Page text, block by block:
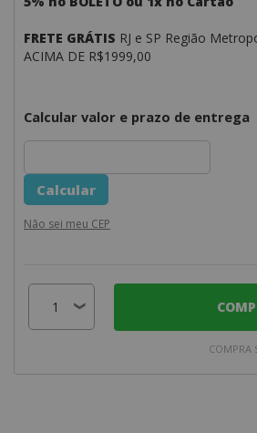
FRETE GRÁTIS RJ e SP Região
ACIMA DE R$1999,00
Calcular valor e prazo de entrega
Não sei meu CEP
COMPRA